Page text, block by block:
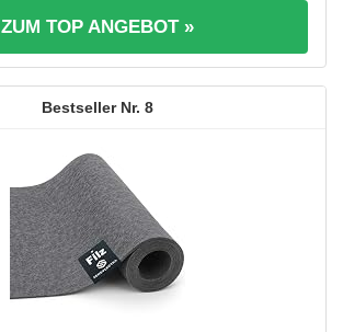
ZUM TOP ANGEBOT »
8